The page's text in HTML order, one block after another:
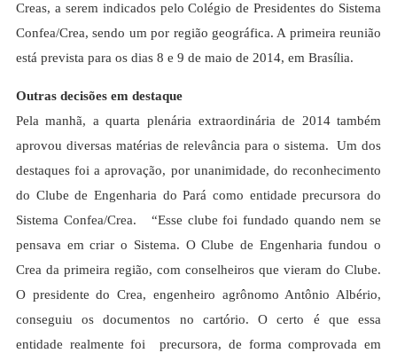
Creas, a serem indicados pelo Colégio de Presidentes do Sistema
Confea/Crea, sendo um por região geográfica. A primeira reunião
está prevista para os dias 8 e 9 de maio de 2014, em Brasília.
Outras decisões em destaque
Pela manhã, a quarta plenária extraordinária de 2014 também
aprovou diversas matérias de relevância para o sistema. Um dos
destaques foi a aprovação, por unanimidade, do reconhecimento
do Clube de Engenharia do Pará como entidade precursora do
Sistema Confea/Crea. “Esse clube foi fundado quando nem se
pensava em criar o Sistema. O Clube de Engenharia fundou o
Crea da primeira região, com conselheiros que vieram do Clube.
O presidente do Crea, engenheiro agrônomo Antônio Albério,
conseguiu os documentos no cartório. O certo é que essa
entidade realmente foi precursora, de forma comprovada em